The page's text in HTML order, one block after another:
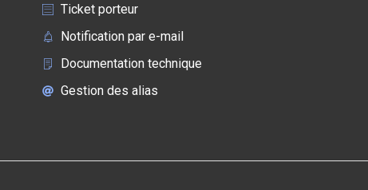
Ticket porteur
Notification par e-mail
Documentation technique
Gestion des alias